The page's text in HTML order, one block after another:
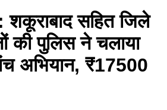
शकूराबाद सहित जिले
की पुलिस ने चलाया
अभियान, ₹17500